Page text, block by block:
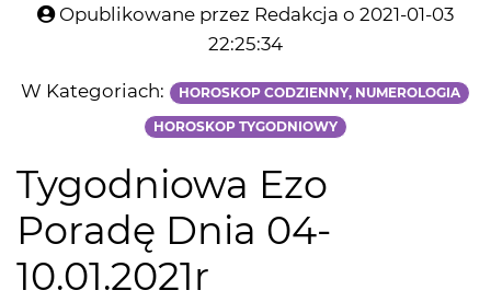
Opublikowane przez Redakcja o 2021-01-03
22:25:34
W Kategoriach: HOROSKOP CODZIENNY, NUMEROLOGIA
HOROSKOP TYGODNIOWY
Tygodniowa Ezo
Poradę Dnia 04-
10.01.2021r